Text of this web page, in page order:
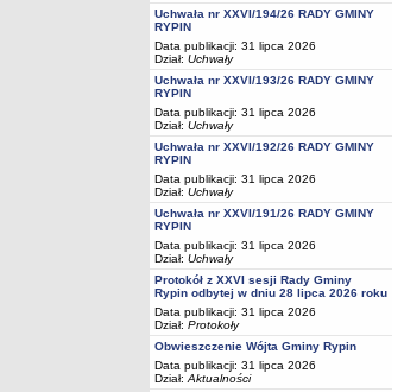
Uchwała nr XXVI/194/26 RADY GMINY
RYPIN
Data publikacji: 31 lipca 2026
Dział: Uchwały
Uchwała nr XXVI/193/26 RADY GMINY
RYPIN
Data publikacji: 31 lipca 2026
Dział: Uchwały
Uchwała nr XXVI/192/26 RADY GMINY
RYPIN
Data publikacji: 31 lipca 2026
Dział: Uchwały
Uchwała nr XXVI/191/26 RADY GMINY
RYPIN
Data publikacji: 31 lipca 2026
Dział: Uchwały
Protokół z XXVI sesji Rady Gminy
Rypin odbytej w dniu 28 lipca 2026 roku
Data publikacji: 31 lipca 2026
Dział: Protokoły
Obwieszczenie Wójta Gminy Rypin
Data publikacji: 31 lipca 2026
Dział: Aktualności